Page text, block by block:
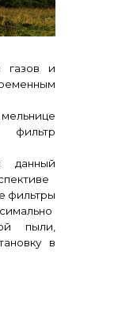
газов и
фильтр
данный
фильтры
пыли,
в